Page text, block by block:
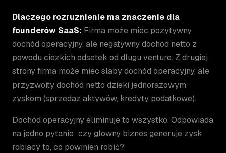
Dlaczego rozruznienie ma znaczenie dla
founderów SaaS: Firma może miec pozytywny
dochód operacyjny, ale negatywny dochód netto z
powodu ciezkich odsetek od dlugu venture. Z drugiej
strony firma może miec slaby dochód operacyjny, ale
przyzwoity dochód netto dzieki jednorazowym
zyskom (sprzedaz aktywów, kredyty podatkowe).
Dochód operacyjny eliminuje to wszystko. Odpowiada
na jedno pytanie: czy glowny biznes generuje zysk
robiacy to, co powinien robić?